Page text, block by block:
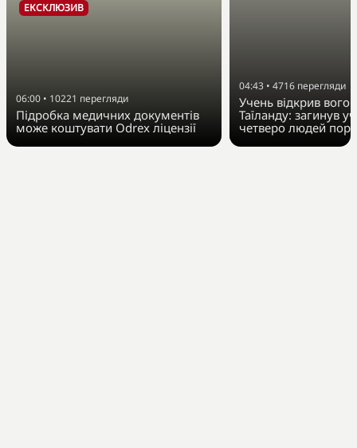
ЕКСКЛЮЗИВ
06:00 • 10221 перегляди
Підробка медичних документів
може коштувати Odrex ліцензії
04:43 • 4716 перегляди
Учень відкрив
Таїланду: загинув
четверо людей